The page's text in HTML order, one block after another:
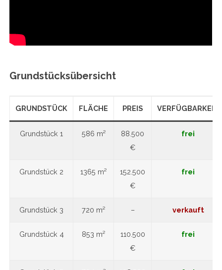
Grundstücksübersicht
GRUNDSTÜCK FLÄCHE PREIS VERFÜGBARKEIT
Grundstück 1 586 m²
88.500
€
frei
Grundstück 2 1365 m²
152.500
€
frei
Grundstück 3 720 m² – verkauft
Grundstück 4 853 m²
110.500
€
frei